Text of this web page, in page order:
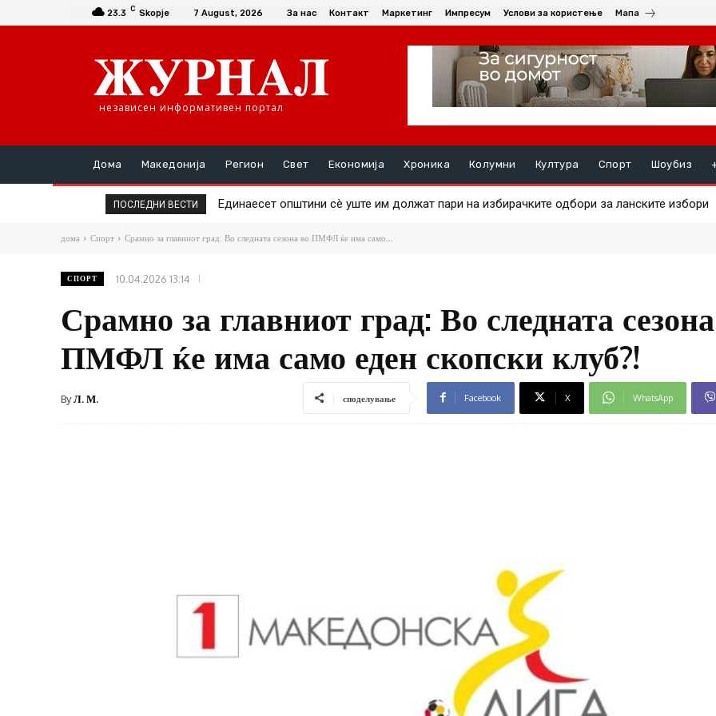
23.3 C Skopje 7 August, 2026 За нас Контакт Маркетинг Импресум Услови за користење Мапа
независен информативен портал
Дома Македонија Регион Свет Економија Хроника Колумни Култура Спорт Шоубиз
ПОСЛЕДНИ ВЕСТИ Единаесет општини сè уште им должат пари на избирачките одбори за ланските избори
Повторно скок на цената на златото
дома Спорт Срамно за главниот град: Во следната сезона во ПМФЛ ќе има само...
СПОРТ 10.04.2026 13:14
Срамно за главниот град: Во следната
ПМФЛ ќе има само еден скопски клуб?!
ByЛ. М. споделување Facebook X WhatsApp